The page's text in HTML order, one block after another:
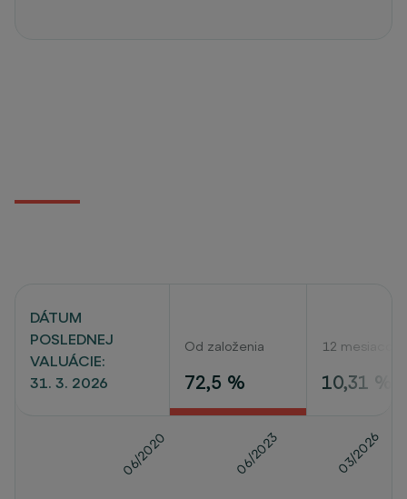
DÁTUM
POSLEDNEJ
VALUÁCIE:
31. 3. 2026
Od založenia
72,5 %
12 mesiacov
10,31 %
06/2020 06/2023 03/2026